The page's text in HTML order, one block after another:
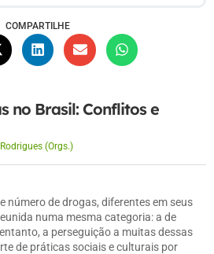
COMPARTILHE
no Brasil: Conflitos e
(Orgs.)
número de drogas, diferentes em seus
numa mesma categoria: a de
a perseguição a muitas dessas
de práticas sociais e culturais por